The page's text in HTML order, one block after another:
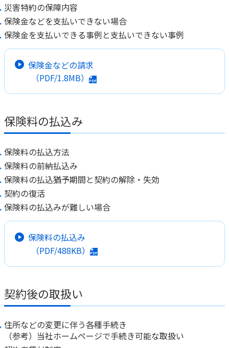
災害特約の保障内容
保険金などを支払いできない場合
保険金を支払いできる事例と支払いできない事例
保険金などの請求
（PDF/1.8MB）
保険料の払込み
保険料の払込方法
保険料の前納払込み
保険料の払込猶予期間と契約の解除・失効
契約の復活
保険料の払込みが難しい場合
保険料の払込み
（PDF/488KB）
契約後の取扱い
住所などの変更に伴う各種手続き
（参考）当社ホームページで手続き可能な取扱い